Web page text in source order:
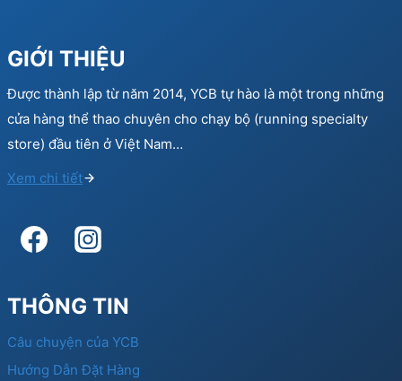
GIỚI THIỆU
Được thành lập từ năm 2014, YCB tự hào là một trong những
cửa hàng thể thao chuyên cho chạy bộ (running specialty
store) đầu tiên ở Việt Nam…
Xem chi tiết
THÔNG TIN
Câu chuyện của YCB
Hướng Dẫn Đặt Hàng